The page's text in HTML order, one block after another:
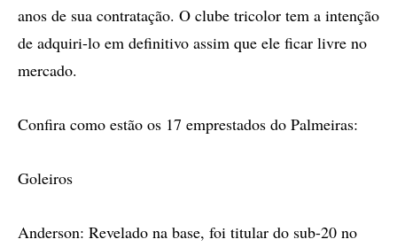
anos de sua contratação. O clube tricolor tem a intenção
de adquiri-lo em definitivo assim que ele ficar livre no
mercado.
Confira como estão os 17 emprestados do Palmeiras:
Goleiros
Anderson: Revelado na base, foi titular do sub-20 no